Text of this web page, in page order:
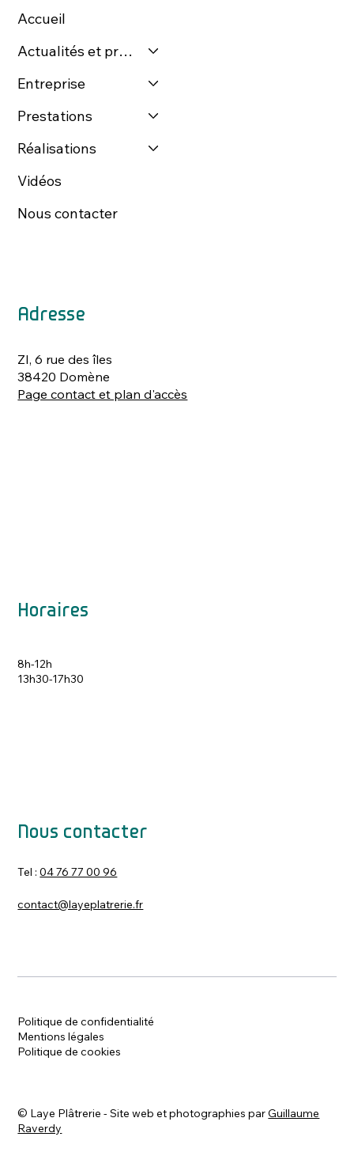
Accueil
Actualités et presse
Entreprise
Prestations
Réalisations
Vidéos
Nous contacter
Adresse
ZI, 6 rue des îles
38420 Domène
Page contact et plan d'accès
Horaires
8h-12h
13h30-17h30
Nous contacter
Tel :04 76 77 00 96
contact@layeplatrerie.fr
Politique de confidentialité
Mentions légales
Politique de cookies
© Laye Plâtrerie - Site web et photographies parGuillaume
Raverdy